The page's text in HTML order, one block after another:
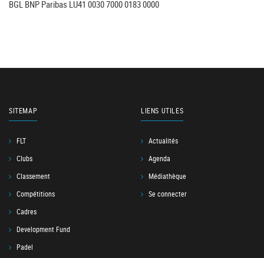
BGL BNP Paribas LU41 0030 7000 0183 0000
SITEMAP
FLT
Clubs
Classement
Compétitions
Cadres
Development Fund
Padel
LIENS UTILES
Actualités
Agenda
Médiathèque
Se connecter